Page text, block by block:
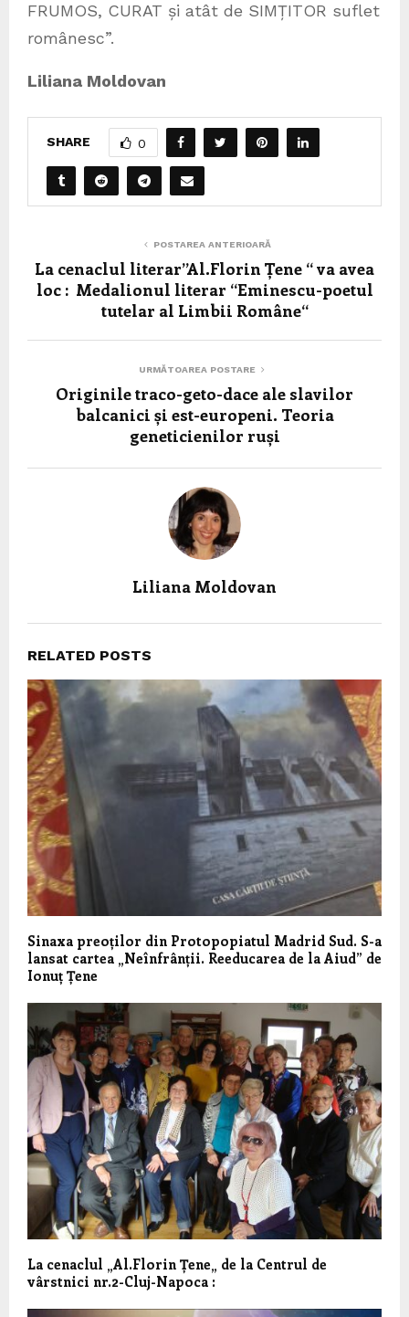
FRUMOS, CURAT și atât de SIMȚITOR suflet
românesc”.
Liliana Moldovan
SHARE 0
POSTAREA ANTERIOARĂ
La cenaclul literar”Al.Florin Țene “ va avea
loc : Medalionul literar “Eminescu-poetul
tutelar al Limbii Române“
URMĂTOAREA POSTARE
Originile traco-geto-dace ale slavilor
balcanici și est-europeni. Teoria
geneticienilor ruși
Liliana Moldovan
RELATED POSTS
Sinaxa preoților din Protopopiatul Madrid Sud. S-a
lansat cartea „Neînfrânții. Reeducarea de la Aiud” de
Ionuț Țene
La cenaclul „Al.Florin Țene„ de la Centrul de
vârstnici nr.2-Cluj-Napoca :